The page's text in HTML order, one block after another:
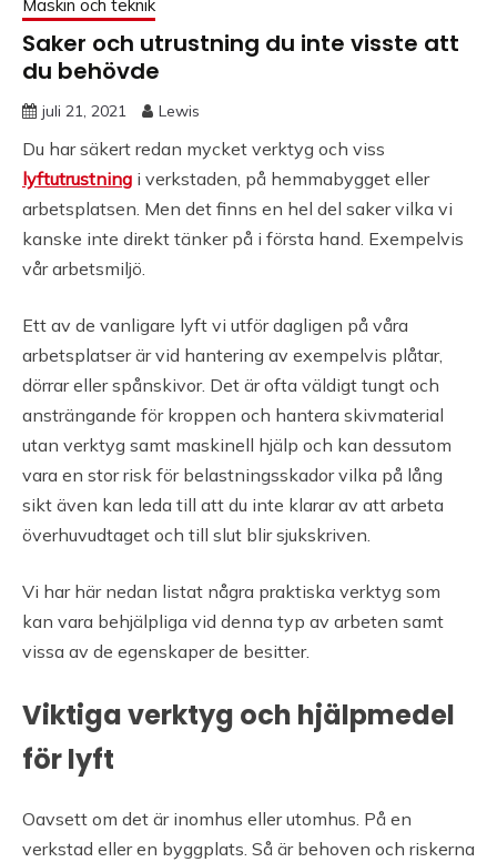
Maskin och teknik
Saker och utrustning du inte visste att
du behövde
juli 21, 2021 Lewis
Du har säkert redan mycket verktyg och viss
lyftutrustning i verkstaden, på hemmabygget eller
arbetsplatsen. Men det finns en hel del saker vilka vi
kanske inte direkt tänker på i första hand. Exempelvis
vår arbetsmiljö.
Ett av de vanligare lyft vi utför dagligen på våra
arbetsplatser är vid hantering av exempelvis plåtar,
dörrar eller spånskivor. Det är ofta väldigt tungt och
ansträngande för kroppen och hantera skivmaterial
utan verktyg samt maskinell hjälp och kan dessutom
vara en stor risk för belastningsskador vilka på lång
sikt även kan leda till att du inte klarar av att arbeta
överhuvudtaget och till slut blir sjukskriven.
Vi har här nedan listat några praktiska verktyg som
kan vara behjälpliga vid denna typ av arbeten samt
vissa av de egenskaper de besitter.
Viktiga verktyg och hjälpmedel
för lyft
Oavsett om det är inomhus eller utomhus. På en
verkstad eller en byggplats. Så är behoven och riskerna